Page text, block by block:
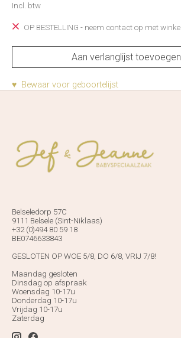
Incl. btw
OP BESTELLING - neem contact op met winkel
Aan verlanglijst toevoegen
♥ Bewaar voor geboortelijst
Belseledorp 57C
9111 Belsele (Sint-Niklaas)
+32 (0)494 80 59 18
BE0746633843
GESLOTEN OP WOE 5/8, DO 6/8, VRIJ 7/8!
Maandag gesloten
Dinsdag op afspraak
Woensdag 10-17u
Donderdag 10-17u
Vrijdag 10-17u
Zaterdag